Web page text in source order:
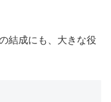
結成にも、大きな役